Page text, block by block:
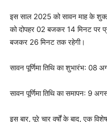
इस साल 2025 को सावन माह के शुक्ल
को दोपहर 02 बजकर 14 मिनट पर
बजकर 26 मिनट तक रहेगी।
सावन पूर्णिमा तिथि का शुभारंभ:
सावन पूर्णिमा तिथि का समापन: 9
इस बार, पूरे चार वर्षों के बाद, एक